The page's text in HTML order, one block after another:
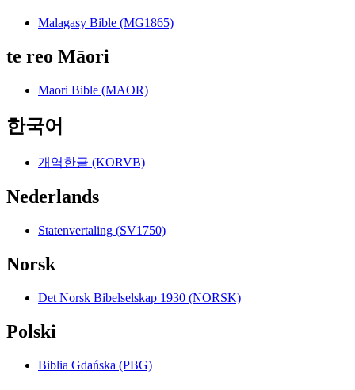
Malagasy Bible (MG1865)
te reo Māori
Maori Bible (MAOR)
한국어
개역한글 (KORVB)
Nederlands
Statenvertaling (SV1750)
Norsk
Det Norsk Bibelselskap 1930 (NORSK)
Polski
Biblia Gdańska (PBG)